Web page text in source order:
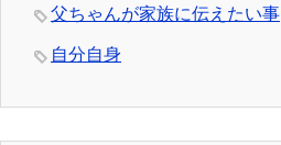
父ちゃんが家族に伝えたい事
自分自身